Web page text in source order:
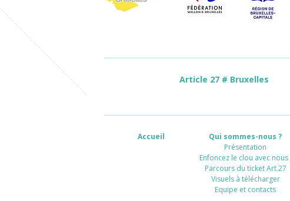
Article 27 # Bruxelles
Accueil
Qui sommes-nous ?
Présentation
Enfoncez le clou avec nous
Parcours du ticket Art.27
Visuels à télécharger
Equipe et contacts